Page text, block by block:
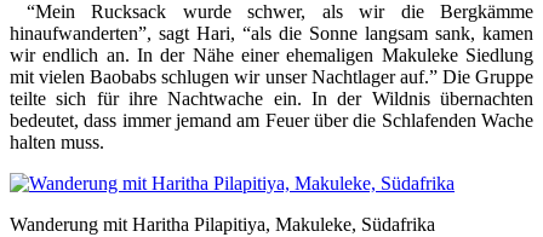
“Mein Rucksack wurde schwer, als wir die Bergkämme
hinaufwanderten”, sagt Hari, “als die Sonne langsam sank, kamen
wir endlich an. In der Nähe einer ehemaligen Makuleke Siedlung
mit vielen Baobabs schlugen wir unser Nachtlager auf.” Die Gruppe
teilte sich für ihre Nachtwache ein. In der Wildnis übernachten
bedeutet, dass immer jemand am Feuer über die Schlafenden Wache
halten muss.
Wanderung mit Haritha Pilapitiya, Makuleke, Südafrika